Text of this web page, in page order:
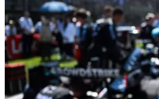
MÁS CATEGORÍAS